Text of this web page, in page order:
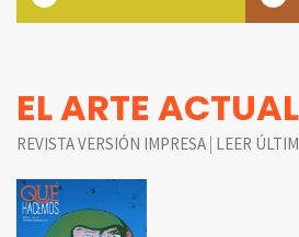
EL ARTE ACTUAL
REVISTA VERSIÓN IMPRESA | LEER